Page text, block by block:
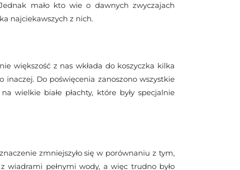
mało kto wie o dawnych zwyczajach
najciekawszych z nich.
większość z nas wkłada do koszyczka kilka
inaczej. Do poświęcenia zanoszono wszystkie
wielkie białe płachty, które były specjalnie
zmniejszyło się w porównaniu z tym,
wiadrami pełnymi wody, a więc trudno było